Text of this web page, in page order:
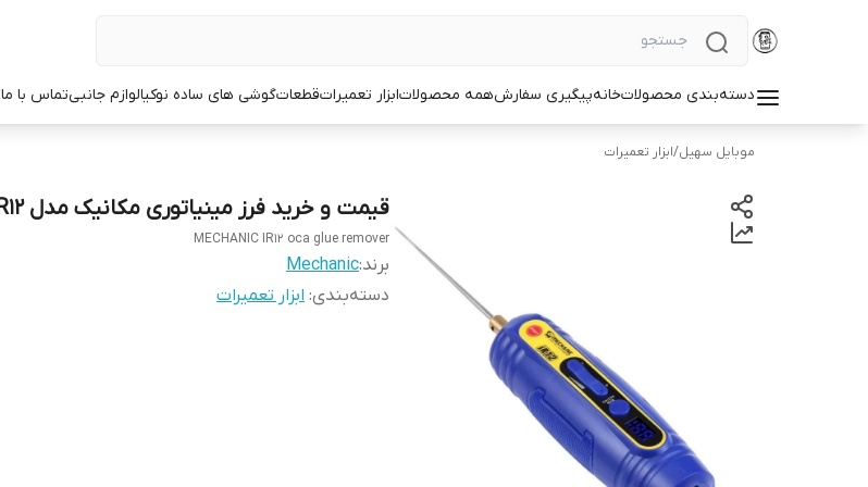
دسته‌بندی محصولاتخانهپیگیری سفارشهمه محصولاتابزار تعمیراتقطعاتگوشی های ساده نوکیالوازم جانبیتماس با ما
موبایل سهیل/ابزار تعمیرات
قیمت و خرید فرز مینیاتوری مکانیک مدل MECHANIC IR12
MECHANIC IR12 oca glue remover
برند:Mechanic
دسته‌بندی: ابزار تعمیرات